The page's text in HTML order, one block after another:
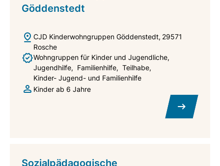
Göddenstedt
CJD Kinderwohngruppen Göddenstedt 29571
Rosche
Wohngruppen für Kinder und Jugendliche
Jugendhilfe
Familienhilfe
Teilhabe
Kinder- Jugend- und Familienhilfe
Kinder ab 6 Jahre
Sozialpädagogische